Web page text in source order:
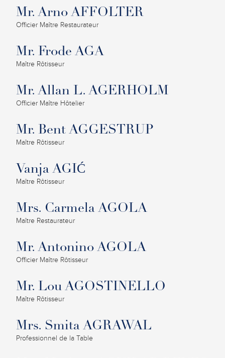
Mr. Arno AFFOLTER
Officier Maître Restaurateur
Mr. Frode AGA
Maître Rôtisseur
Mr. Allan L. AGERHOLM
Officier Maître Hôtelier
Mr. Bent AGGESTRUP
Maître Rôtisseur
Vanja AGIĆ
Maître Rôtisseur
Mrs. Carmela AGOLA
Maître Restaurateur
Mr. Antonino AGOLA
Officier Maître Rôtisseur
Mr. Lou AGOSTINELLO
Maître Rôtisseur
Mrs. Smita AGRAWAL
Professionnel de la Table